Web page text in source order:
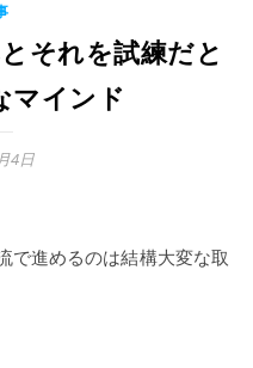
それを試練だと
マインド
4日
で進めるのは結構大変な取